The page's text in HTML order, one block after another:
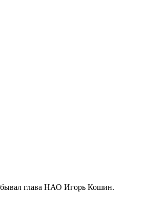
глава НАО Игорь Кошин.